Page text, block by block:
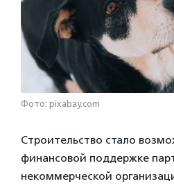
Фото: pixabay.com
Строительство стало
финансовой поддержке
некоммерческой